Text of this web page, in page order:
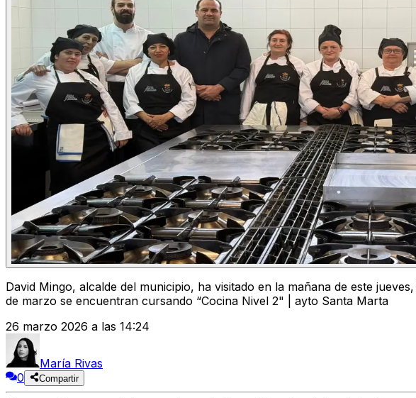
David Mingo, alcalde del municipio, ha visitado en la mañana de este
de marzo se encuentran cursando “Cocina Nivel 2" | ayto Santa Marta
26 marzo 2026 a las 14:24
María Rivas
0
Compartir